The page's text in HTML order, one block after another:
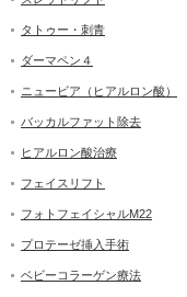
タトゥー・刺青
ダーマペン４
ニュービア（ヒアルロン酸）
バッカルファット除去
ヒアルロン酸治療
フェイスリフト
フォトフェイシャルM22
プロテーゼ挿入手術
ベビーコラーゲン療法